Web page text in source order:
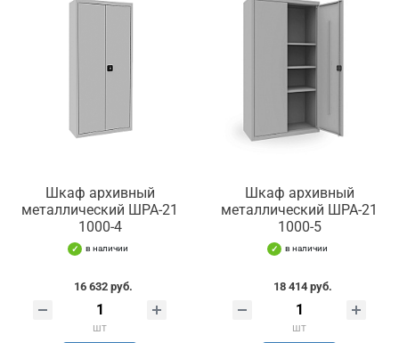
Шкаф архивный
металлический ШРА-21
1000-4
в наличии
16 632 руб.
шт
Шкаф архивный
металлический ШРА-21
1000-5
в наличии
18 414 руб.
шт